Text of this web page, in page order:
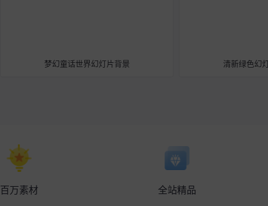
梦幻童话世界幻灯片背景 清新绿色幻
百万素材 全站精品